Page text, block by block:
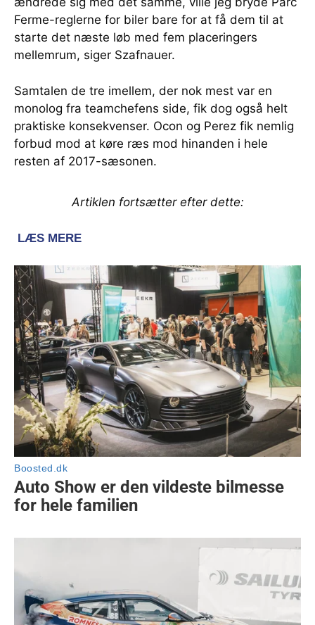
Ferme-reglerne for biler bare for at få dem til at
starte det næste løb med fem placeringers
mellemrum, siger Szafnauer.
Samtalen de tre imellem, der nok mest var en
monolog fra teamchefens side, fik dog også helt
praktiske konsekvenser. Ocon og Perez fik nemlig
forbud mod at køre ræs mod hinanden i hele
resten af 2017-sæsonen.
Artiklen fortsætter efter dette: